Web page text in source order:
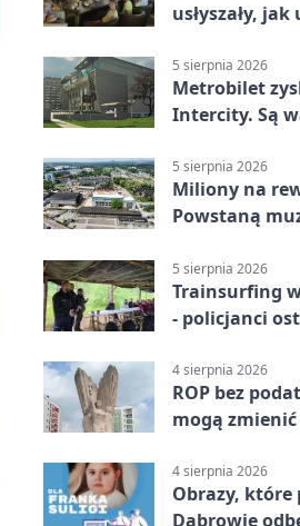
usłyszały,
5 sierpnia 2026
Metrobilet
Intercity. Są
5 sierpnia 2026
Miliony na
Powstaną
5 sierpnia 2026
Trainsurfing
- policjanci
4 sierpnia 2026
ROP bez
mogą
4 sierpnia 2026
Obrazy, które
Dąbrowie